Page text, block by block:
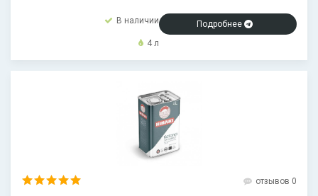
В наличии
Подробнее
4 л
отзывов 0